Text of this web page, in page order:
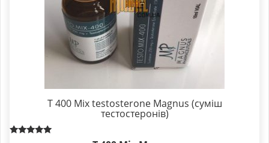
T 400 Mix testosterone Magnus (суміш
тестостеронів)